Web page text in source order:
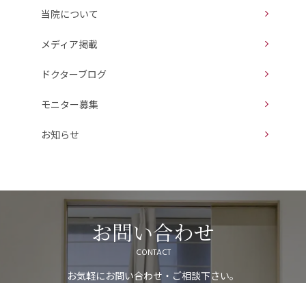
当院について
メディア掲載
ドクターブログ
モニター募集
お知らせ
お問い合わせ
CONTACT
お気軽にお問い合わせ・ご相談下さい。